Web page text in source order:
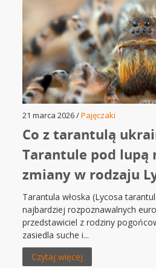
21 marca 2026 /Pajęczaki
Co z tarantulą
Tarantule pod lupą
zmiany w rodzaju
Tarantula włoska (Lycosa
najbardziej rozpoznawalnych
przedstawiciel z rodziny
zasiedla suche i...
Czytaj więcej